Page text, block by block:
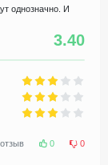
однозначно. И
3.40
0 0